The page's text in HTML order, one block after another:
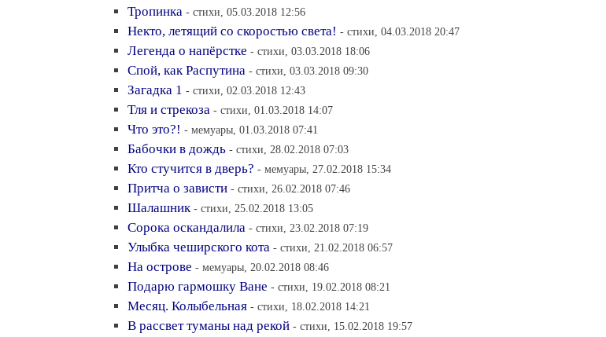
Тропинка - стихи, 05.03.2018 12:56
Некто, летящий со скоростью света! - стихи, 04.03.2018 20:47
Легенда о напёрстке - стихи, 03.03.2018 18:06
Спой, как Распутина - стихи, 03.03.2018 09:30
Загадка 1 - стихи, 02.03.2018 12:43
Тля и стрекоза - стихи, 01.03.2018 14:07
Что это?! - мемуары, 01.03.2018 07:41
Бабочки в дождь - стихи, 28.02.2018 07:03
Кто стучится в дверь? - мемуары, 27.02.2018 15:34
Притча о зависти - стихи, 26.02.2018 07:46
Шалашник - стихи, 25.02.2018 13:05
Сорока оскандалила - стихи, 23.02.2018 07:19
Улыбка чеширского кота - стихи, 21.02.2018 06:57
На острове - мемуары, 20.02.2018 08:46
Подарю гармошку Ване - стихи, 19.02.2018 08:21
Месяц. Колыбельная - стихи, 18.02.2018 14:21
В рассвет туманы над рекой - стихи, 15.02.2018 19:57